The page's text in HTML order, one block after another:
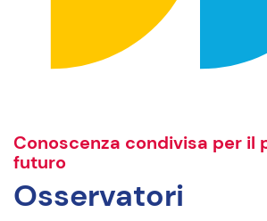
Conoscenza condivisa per il
futuro
Osservatori